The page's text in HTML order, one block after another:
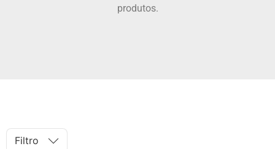
produtos.
Filtro